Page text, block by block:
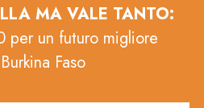
MA VALE TANTO:
per un futuro migliore
Faso